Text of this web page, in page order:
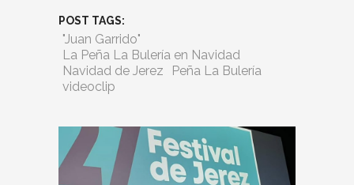
POST TAGS:
"Juan Garrido"
La Peña La Bulería en Navidad
Navidad de Jerez
Peña La Bulería
videoclip